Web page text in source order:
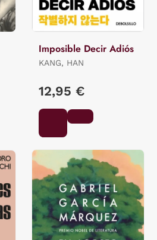
Imposible Decir Adiós
KANG, HAN
12,95 €